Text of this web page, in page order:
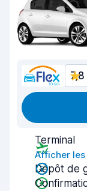
7,8
Terminal
Afficher
Dépôt de